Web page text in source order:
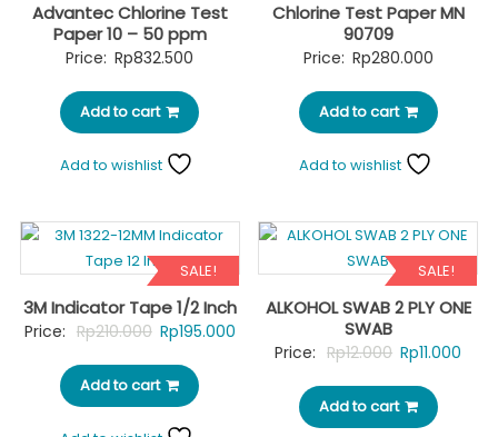
Advantec Chlorine Test
Paper 10 – 50 ppm
Price: Rp832.500
Add to cart
Add to wishlist
Chlorine Test Paper MN
90709
Price: Rp280.000
Add to cart
Add to wishlist
SALE!
3M Indicator Tape 1/2 Inch
Price: Rp210.000 Original
was:
Rp210.000.
Rp195.000Current
Rp195.000.
Add to cart
SALE!
ALKOHOL SWAB 2 PLY ONE
SWAB
Price: Rp12.000 Original
was:
Rp11.000
Add to cart